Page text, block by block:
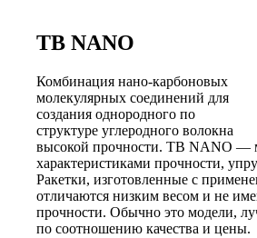
TB NANO
Комбинация нано-карбоновых
молекулярных соединений для
создания однородного по
структуре углеродного волокна
высокой прочности. TB NANO —
характеристиками прочности,
Ракетки, изготовленные с
отличаются низким весом и не
прочности. Обычно это модели,
по соотношению качества и цены.